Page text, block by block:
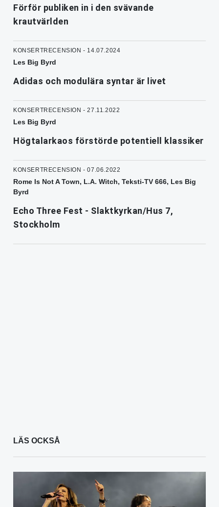
Förför publiken in i den svävande
krautvärlden
KONSERTRECENSION - 14.07.2024
Les Big Byrd
Adidas och modulära syntar är livet
KONSERTRECENSION - 27.11.2022
Les Big Byrd
Högtalarkaos förstörde potentiell klassiker
KONSERTRECENSION - 07.06.2022
Rome Is Not A Town, L.A. Witch, Teksti-TV 666, Les Big
Byrd
Echo Three Fest - Slaktkyrkan/Hus 7,
Stockholm
LÄS OCKSÅ